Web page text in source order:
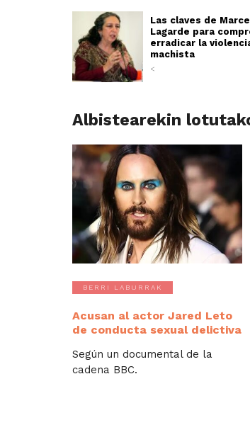
Las claves de
Lagarde para
erradicar la
machista
<
Albistearekin
BERRI LABURRAK
Acusan al actor Jared Leto
de conducta sexual delictiva
Según un documental de la
cadena BBC.